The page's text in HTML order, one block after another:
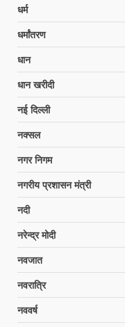
धर्म
धर्मांतरण
धान
धान खरीदी
नई दिल्ली
नक्सल
नगर निगम
नगरीय प्रशासन मंत्री
नदी
नरेन्द्र मोदी
नवजात
नवरात्रि
नववर्ष